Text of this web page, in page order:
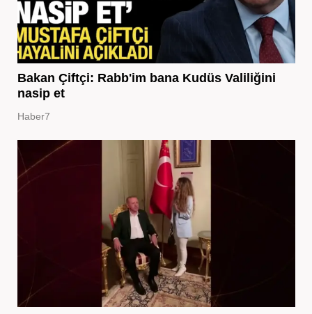
Bakan Çiftçi: Rabb'im bana Kudüs Valiliğini
nasip et
Haber7